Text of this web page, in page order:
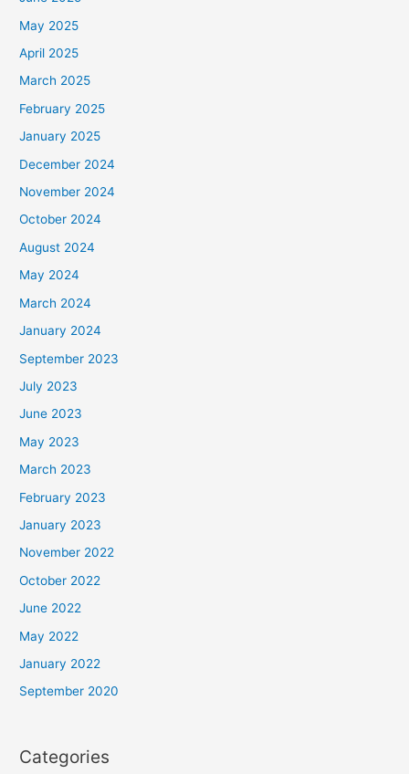
May 2025
April 2025
March 2025
February 2025
January 2025
December 2024
November 2024
October 2024
August 2024
May 2024
March 2024
January 2024
September 2023
July 2023
June 2023
May 2023
March 2023
February 2023
January 2023
November 2022
October 2022
June 2022
May 2022
January 2022
September 2020
Categories